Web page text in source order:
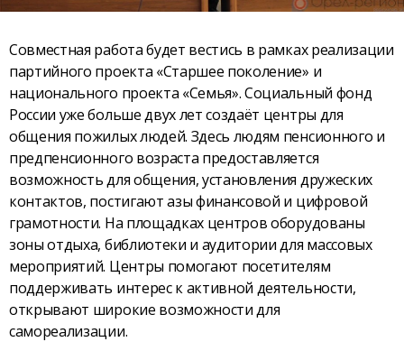
Совместная работа будет вестись в рамках реализации
партийного проекта «Старшее поколение» и
национального проекта «Семья». Социальный фонд
России уже больше двух лет создаёт центры для
общения пожилых людей. Здесь людям пенсионного и
предпенсионного возраста предоставляется
возможность для общения, установления дружеских
контактов, постигают азы финансовой и цифровой
грамотности. На площадках центров оборудованы
зоны отдыха, библиотеки и аудитории для массовых
мероприятий. Центры помогают посетителям
поддерживать интерес к активной деятельности,
открывают широкие возможности для
самореализации.